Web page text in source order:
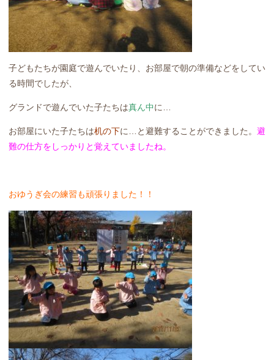
子どもたちが園庭で遊んでいたり、お部屋で朝の準備などをしてい
る時間でしたが、
グランドで遊んでいた子たちは真ん中に…
お部屋にいた子たちは机の下に…と避難することができました。 避
難の仕方をしっかりと覚えていましたね。
おゆうぎ会の練習も頑張りました！！